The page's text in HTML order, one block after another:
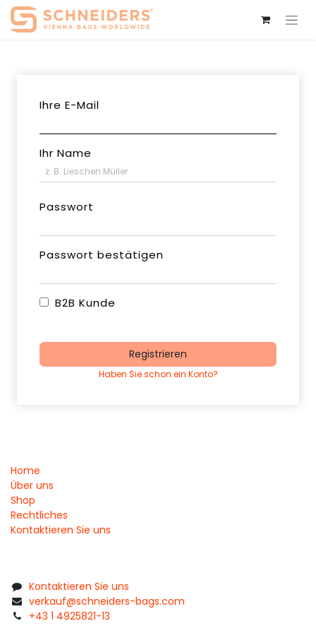
Ihre E-Mail
Ihr Name
Passwort
Passwort bestätigen
B2B Kunde
Registrieren
Haben Sie schon ein Konto?
Home
Über uns
Shop
Rechtliches
Kontaktieren Sie uns
Kontaktieren Sie uns
verkauf@schneiders-bags.com
+43 1 4925821-13